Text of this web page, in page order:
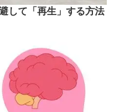
して「再生」する方法